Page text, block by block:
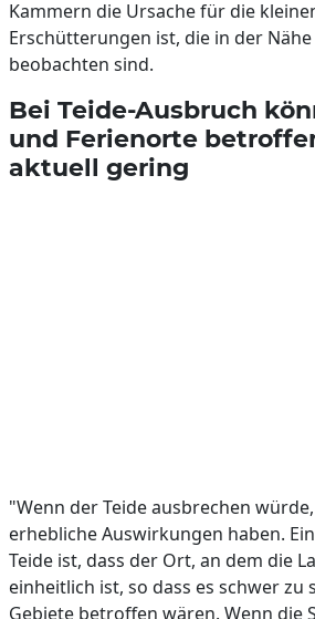
Kammern die Ursache für die
Erschütterungen ist, die in der
beobachten sind.
Bei Teide-Ausbruch
und Ferienorte
aktuell gering
"Wenn der Teide ausbrechen
erhebliche Auswirkungen haben.
Teide ist, dass der Ort, an dem die
einheitlich ist, so dass es schwer zu
Gebiete betroffen wären. Wenn die